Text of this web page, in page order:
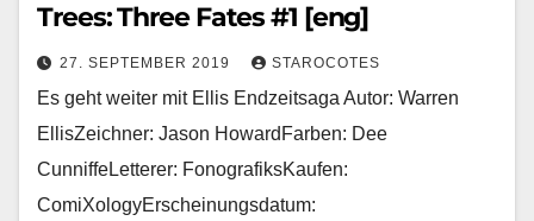
Trees: Three Fates #1 [eng]
27. SEPTEMBER 2019 STAROCOTES
Es geht weiter mit Ellis Endzeitsaga Autor: Warren
EllisZeichner: Jason HowardFarben: Dee
CunniffeLetterer: FonografiksKaufen:
ComiXologyErscheinungsdatum: